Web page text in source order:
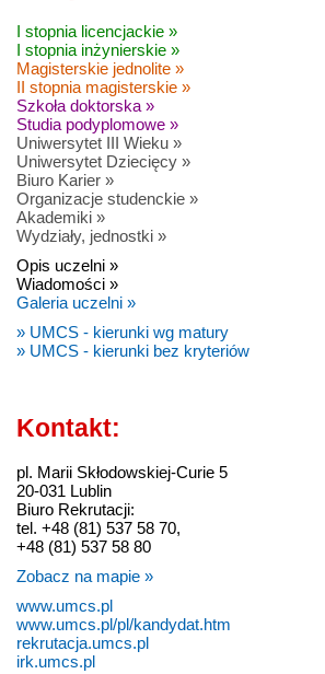
I stopnia licencjackie »
I stopnia inżynierskie »
Magisterskie jednolite »
II stopnia magisterskie »
Szkoła doktorska »
Studia podyplomowe »
Uniwersytet III Wieku »
Uniwersytet Dziecięcy »
Biuro Karier »
Organizacje studenckie »
Akademiki »
Wydziały, jednostki »
Opis uczelni »
Wiadomości »
Galeria uczelni »
» UMCS - kierunki wg matury
» UMCS - kierunki bez kryteriów
Kontakt:
pl. Marii Skłodowskiej-Curie 5
20-031 Lublin
Biuro Rekrutacji:
tel. +48 (81) 537 58 70,
+48 (81) 537 58 80
Zobacz na mapie »
www.umcs.pl
www.umcs.pl/pl/kandydat.htm
rekrutacja.umcs.pl
irk.umcs.pl